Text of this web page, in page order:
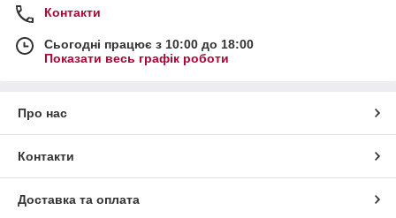
Контакти
Сьогодні працює з 10:00 до 18:00
Показати весь графік роботи
Про нас
Контакти
Доставка та оплата